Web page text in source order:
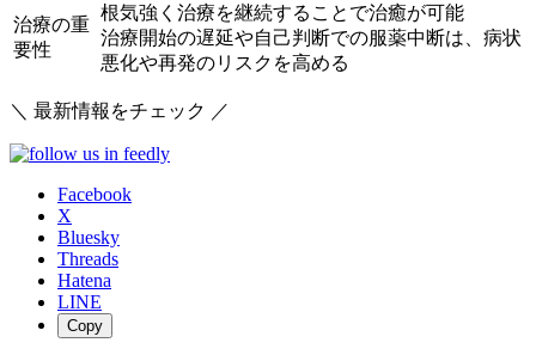
治療の重
要性
根気強く治療を継続することで治癒が可能
治療開始の遅延や自己判断での服薬中断は、病状
悪化や再発のリスクを高める
＼ 最新情報をチェック ／
Facebook
X
Bluesky
Threads
Hatena
LINE
Copy